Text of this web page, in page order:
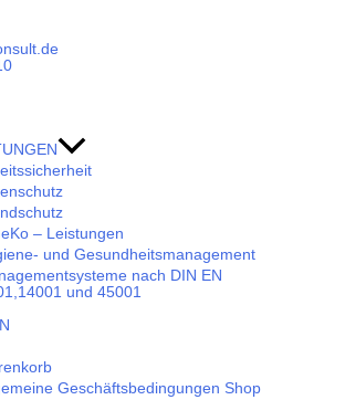
– Leistungen
und Gesundheitsmanagement
nach DIN EN
und 45001
Geschäftsbedingungen Shop